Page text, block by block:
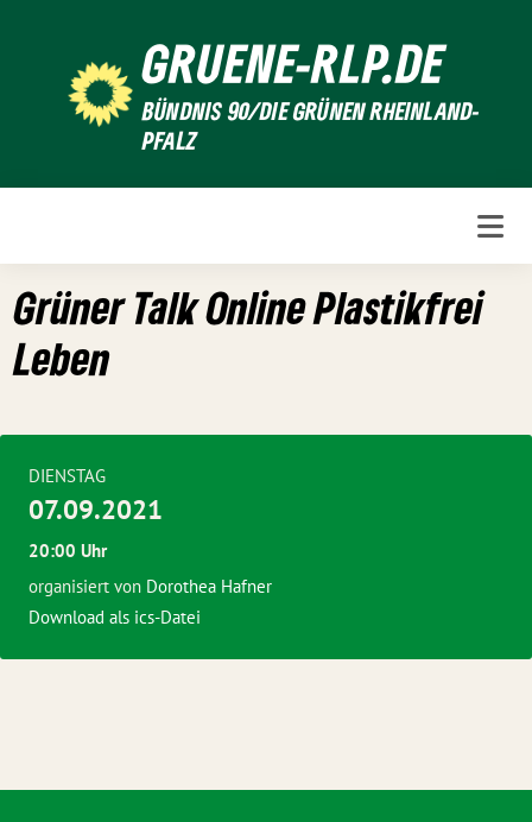
GRUENE-RLP.DE
BÜNDNIS 90/DIE GRÜNEN RHEINLAND-
PFALZ
Grüner Talk Online Plastikfrei
Leben
DIENSTAG
07.09.2021
20:00 Uhr
organisiert von Dorothea Hafner
Download als ics-Datei